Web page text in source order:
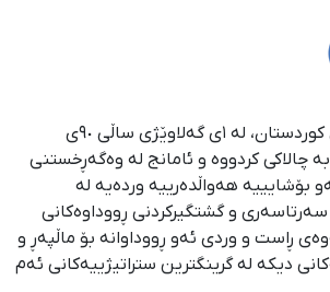
ئاژانسی هەواڵدەریی کوردستان، لە ١ی گەلاوێژی ساڵی ٩٠ی
چالاکی کردووە و ئامانج لە وەگەڕخستنی
بۆشایییە هەواڵدەرییە وردەیە لە
و گشتگیركردنی ڕووداوەكانی
ڕاست و وردی ئەو ڕووداوانە بۆ ماڵپەڕ و
دیكە لە گرینگترین ستراتیژییەكانی ئەم